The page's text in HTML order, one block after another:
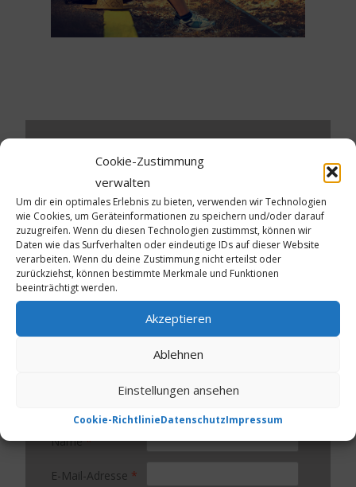
Cookie-Zustimmung
verwalten
Um dir ein optimales Erlebnis zu bieten, verwenden wir Technologien
wie Cookies, um Geräteinformationen zu speichern und/oder darauf
zuzugreifen. Wenn du diesen Technologien zustimmst, können wir
Daten wie das Surfverhalten oder eindeutige IDs auf dieser Website
verarbeiten. Wenn du deine Zustimmung nicht erteilst oder
zurückziehst, können bestimmte Merkmale und Funktionen
beeinträchtigt werden.
Akzeptieren
Ablehnen
Einstellungen ansehen
Cookie-RichtlinieDatenschutzImpressum
Schreibe einen Kommentar
Deine E-Mail-Adresse wird nicht veröffentlicht.
Erforderliche Felder sind mit*markiert
Kommentar *
Name*
E-Mail-Adresse *